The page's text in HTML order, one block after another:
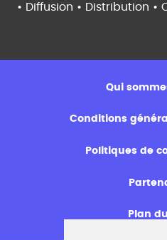
• Diffusion • Distribution •
Qui
Conditions
Politiques de
Plan